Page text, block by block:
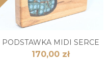
PODSTAWKA MIDI SERCE
170,00 zł